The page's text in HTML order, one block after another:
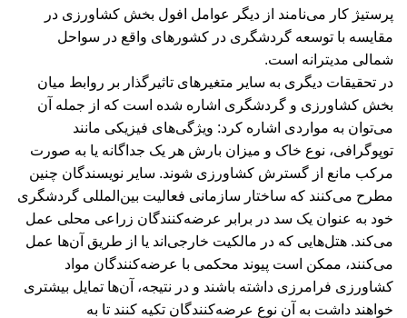
پرستیژ کار می‌نامند از دیگر عوامل افول بخش کشاورزی در
مقایسه با توسعه گردشگری در کشورهای واقع در سواحل
شمالی مدیترانه است.
در تحقیقات دیگری به سایر متغیرهای تاثیرگذار بر روابط میان
بخش کشاورزی و گردشگری اشاره شده است که از جمله آن
می‌توان به مواردی اشاره کرد: ویژگی‌های فیزیکی مانند
توپوگرافی، نوع خاک و میزان بارش هر یک جداگانه یا به صورت
مرکب مانع از گسترش کشاورزی شوند. سایر نویسندگان چنین
مطرح می‌کنند که ساختار سازمانی فعالیت بین‌المللی گردشگری
خود به عنوان یک سد در برابر عرضه‌کنندگان زراعی محلی عمل
می‌کند. هتل‌هایی که در مالکیت خارجی‌اند یا از طریق آن‌ها عمل
می‌کنند، ممکن است پیوند محکمی با عرضه‌کنندگان مواد
کشاورزی فرامرزی داشته باشند و در نتیجه، آن‌ها تمایل بیشتری
خواهند داشت به آن نوع عرضه‌کنندگان تکیه کنند تا به